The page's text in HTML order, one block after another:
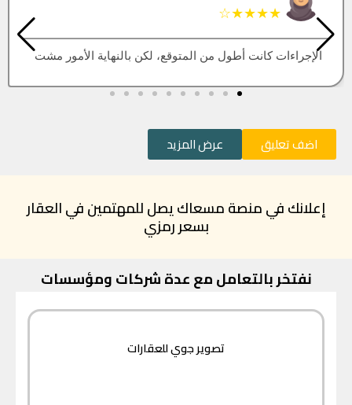
★★★★★
العقار اللي كنت أبيه طلع مباع، أتمنى التحديث يكون أسرع
اضف تعليق عرض المزيد
إعلانك في منصة مسعاك يصل للمهتمين في العقار
بسعر رمزي
نفتخر بالتعامل مع عدة شركات ومؤسسات
تصوير جوي للعقارات